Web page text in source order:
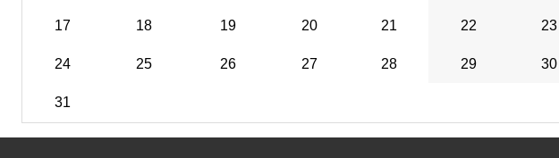
17 18 19 20 21 22 23
24 25 26 27 28 29 30
31